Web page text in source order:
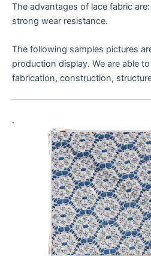
The advantages of lace fabric
strong wear resistance.
The following samples pictures
production display. We are able
fabrication, construction,
.